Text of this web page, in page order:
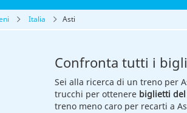
Italia Asti
Confronta tutti i
Sei alla ricerca di un treno per
trucchi per ottenere biglietti del
treno meno caro per recarti a